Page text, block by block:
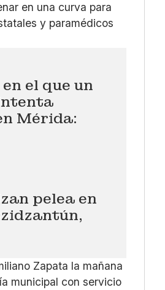
en una curva para
y paramédicos
el que un
Mérida:
pelea en
Zapata la mañana
municipal con servicio